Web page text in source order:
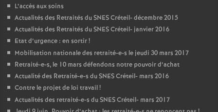
L’accès aux soins
Actualités des Retraités duSNESCréteil- décembre 2015
Actualités des Retraités duSNESCréteil- janvier 2016
Etat d’urgence : en sortir!
Mobilisation nationale des retraité-e-s le jeudi 30 mars 2017
Retraité-e-s, le 10 mars défendons notre pouvoir d’achat
Actualité des Retraité-e-s duSNESCréteil- mars 2016
Contre le projet de loi travail!
Actualités des retraité-e-s duSNESCréteil- mars 2017